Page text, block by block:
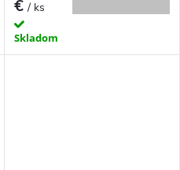
€/ ks
Skladom